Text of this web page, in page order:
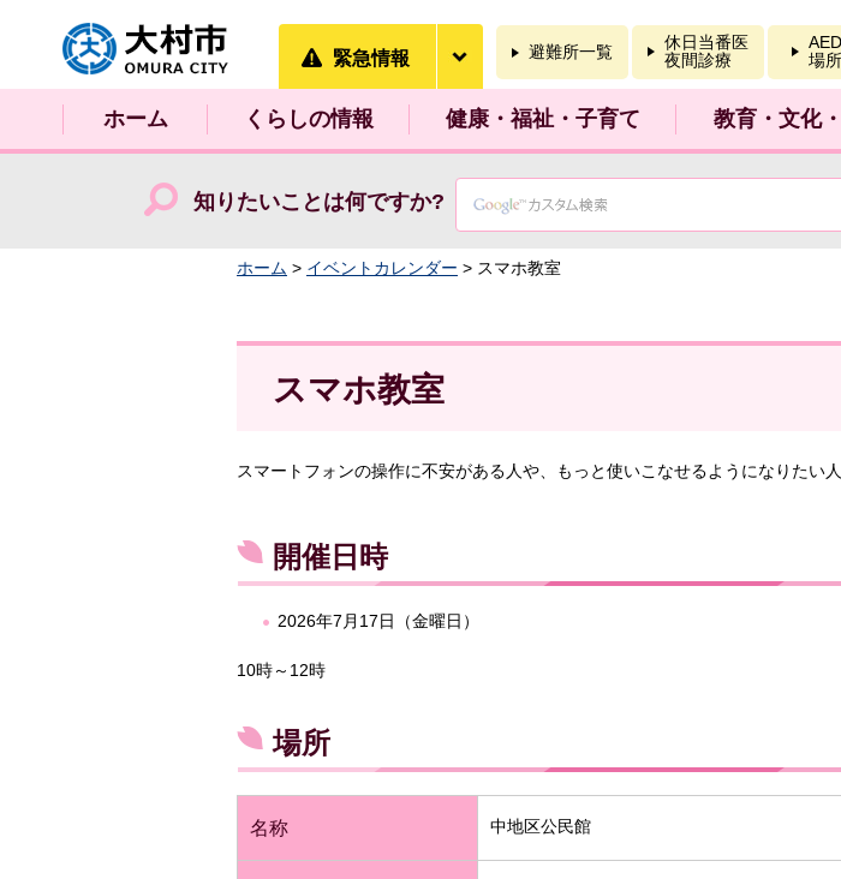
大村市
緊急情報 避難所一覧
休日当番医
夜間診療
場
ホーム くらしの情報 健康・福祉・子育て 教育・文化
知りたいことは何ですか?
ホーム > イベントカレンダー > スマホ教室
スマホ教室
スマートフォンの操作に不安がある人や、もっと使いこなせるようになりたい
開催日時
2026年7月17日（金曜日）
10時～12時
場所
名称 中地区公民館